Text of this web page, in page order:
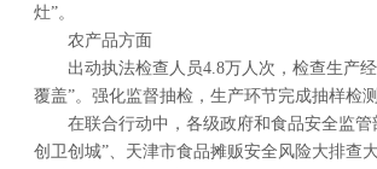
灶”。
农产品方面
出动执法检查人员4.8万人次，检查生产
覆盖”。强化监督抽检，生产环节完成抽样检
在联合行动中，各级政府和食品安全监
创卫创城”、天津市食品摊贩安全风险大排查